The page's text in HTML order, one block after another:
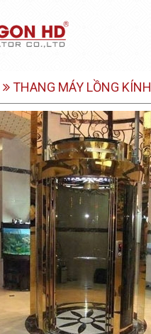
THANG MÁY LỒNG KÍNH